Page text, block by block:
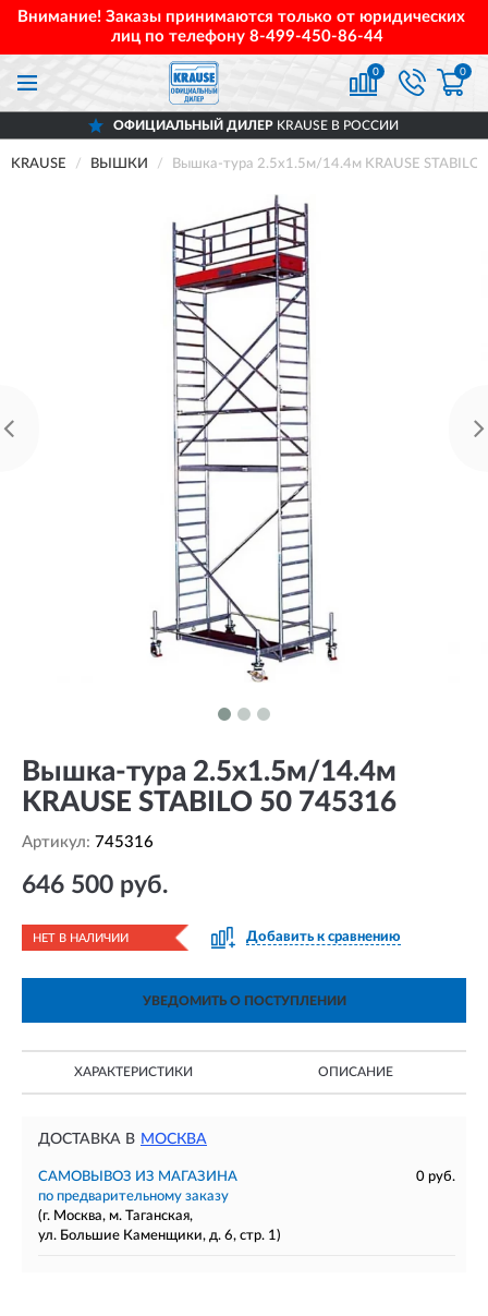
Внимание! Заказы принимаются только от юридических
лиц по телефону 8-499-450-86-44
0 0
ОФИЦИАЛЬНЫЙ ДИЛЕРKRAUSE В РОССИИ
KRAUSE ВЫШКИ Вышка-тура 2.5х1.5м/14.4м KRAUSE STABILO
Вышка-тура 2.5х1.5м/14.4м
KRAUSE STABILO 50 745316
Артикул: 745316
646 500 руб.
НЕТ В НАЛИЧИИ Добавить к сравнению
УВЕДОМИТЬ О ПОСТУПЛЕНИИ
ХАРАКТЕРИСТИКИ ОПИСАНИЕ
ДОСТАВКА В МОСКВА
САМОВЫВОЗ ИЗ МАГАЗИНА
0 руб.
по предварительному заказу
(г. Москва, м. Таганская,
ул. Большие Каменщики, д. 6, стр. 1)